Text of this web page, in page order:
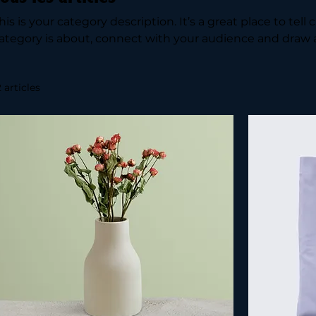
is your category description. It’s a great place to tell
is about, connect with your audience and
articles